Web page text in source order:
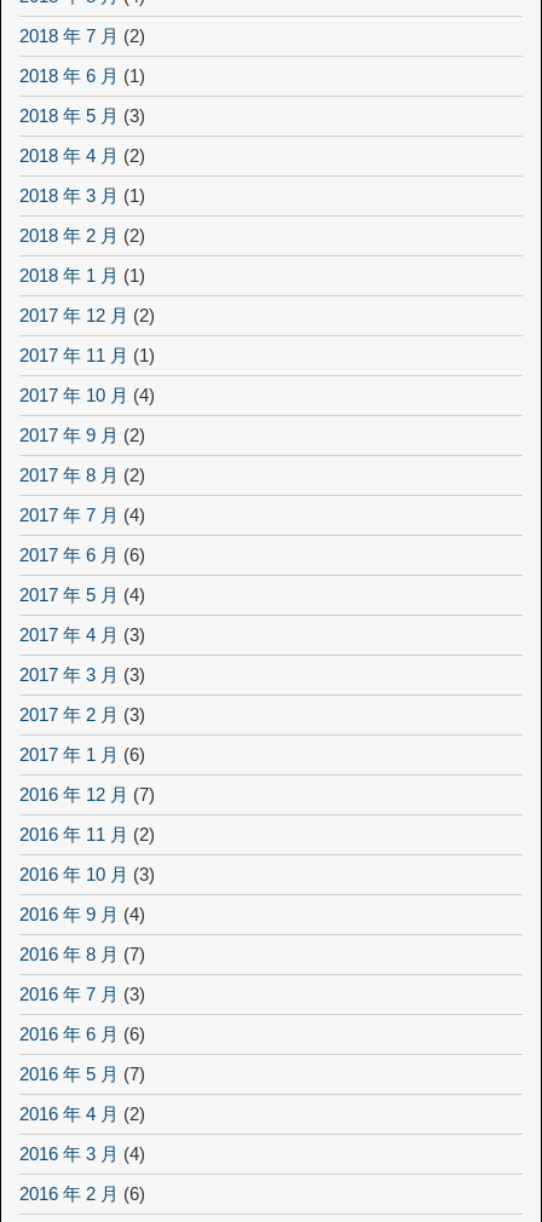
2018 年 7 月 (2)
2018 年 6 月 (1)
2018 年 5 月 (3)
2018 年 4 月 (2)
2018 年 3 月 (1)
2018 年 2 月 (2)
2018 年 1 月 (1)
2017 年 12 月 (2)
2017 年 11 月 (1)
2017 年 10 月 (4)
2017 年 9 月 (2)
2017 年 8 月 (2)
2017 年 7 月 (4)
2017 年 6 月 (6)
2017 年 5 月 (4)
2017 年 4 月 (3)
2017 年 3 月 (3)
2017 年 2 月 (3)
2017 年 1 月 (6)
2016 年 12 月 (7)
2016 年 11 月 (2)
2016 年 10 月 (3)
2016 年 9 月 (4)
2016 年 8 月 (7)
2016 年 7 月 (3)
2016 年 6 月 (6)
2016 年 5 月 (7)
2016 年 4 月 (2)
2016 年 3 月 (4)
2016 年 2 月 (6)